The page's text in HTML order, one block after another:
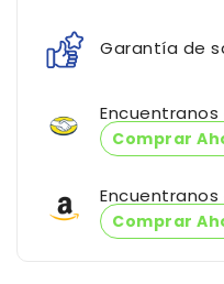
Garantía de
Encuentranos
Comprar
Comprar